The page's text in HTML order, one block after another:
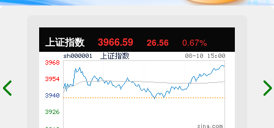
上证指数 3966.59 26.56 0.67%